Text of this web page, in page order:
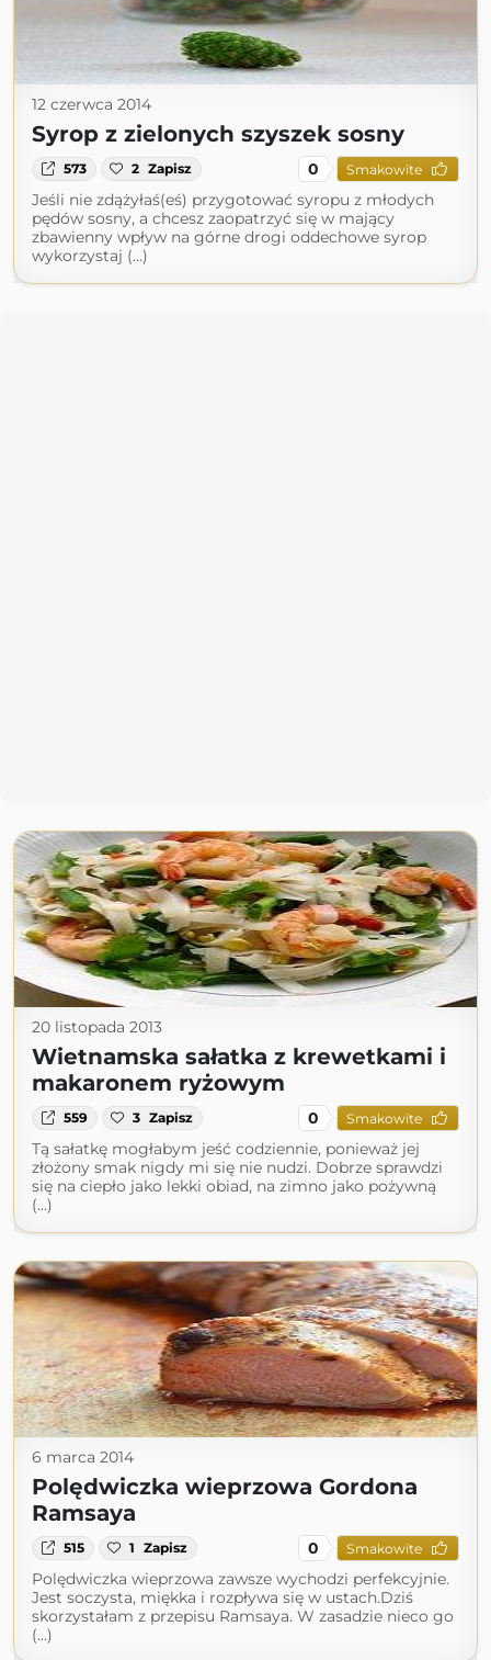
12 czerwca 2014
Syrop z zielonych szyszek sosny
573 2 Zapisz 0 Smakowite
Jeśli nie zdążyłaś(eś) przygotować syropu z młodych
pędów sosny, a chcesz zaopatrzyć się w mający
zbawienny wpływ na górne drogi oddechowe syrop
wykorzystaj (...)
20 listopada 2013
Wietnamska sałatka z krewetkami i
makaronem ryżowym
559 3 Zapisz 0 Smakowite
Tą sałatkę mogłabym jeść codziennie, ponieważ jej
złożony smak nigdy mi się nie nudzi. Dobrze sprawdzi
się na ciepło jako lekki obiad, na zimno jako pożywną
(...)
6 marca 2014
Polędwiczka wieprzowa Gordona
Ramsaya
515 1 Zapisz 0 Smakowite
Polędwiczka wieprzowa zawsze wychodzi perfekcyjnie.
Jest soczysta, miękka i rozpływa się w ustach.Dziś
skorzystałam z przepisu Ramsaya. W zasadzie nieco go
(...)